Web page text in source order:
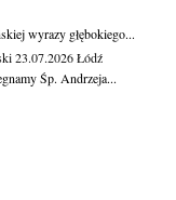
wyrazy głębokiego...
23.07.2026Łódź
Śp. Andrzeja...